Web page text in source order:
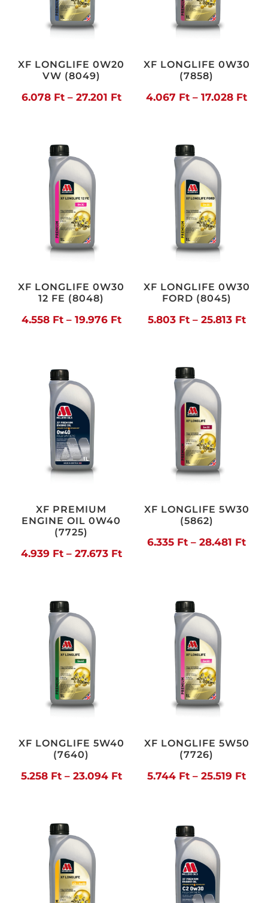
XF LONGLIFE 0W20
VW (8049)
6.078 Ft – 27.201 FtÁrtartomány:
XF LONGLIFE 0W30
(7858)
4.067 Ft – 17.028 Ft
XF LONGLIFE 0W30
12 FE (8048)
4.558 Ft – 19.976 FtÁrtartomány:
XF LONGLIFE 0W30
FORD (8045)
5.803 Ft – 25.813 Ft
XF PREMIUM
ENGINE OIL 0W40
(7725)
4.939 Ft – 27.673 FtÁrtartomány:
XF LONGLIFE 5W30
(5862)
6.335 Ft – 28.481 Ft
XF LONGLIFE 5W40
(7640)
5.258 Ft – 23.094 FtÁrtartomány:
XF LONGLIFE 5W50
(7726)
5.744 Ft – 25.519 Ft